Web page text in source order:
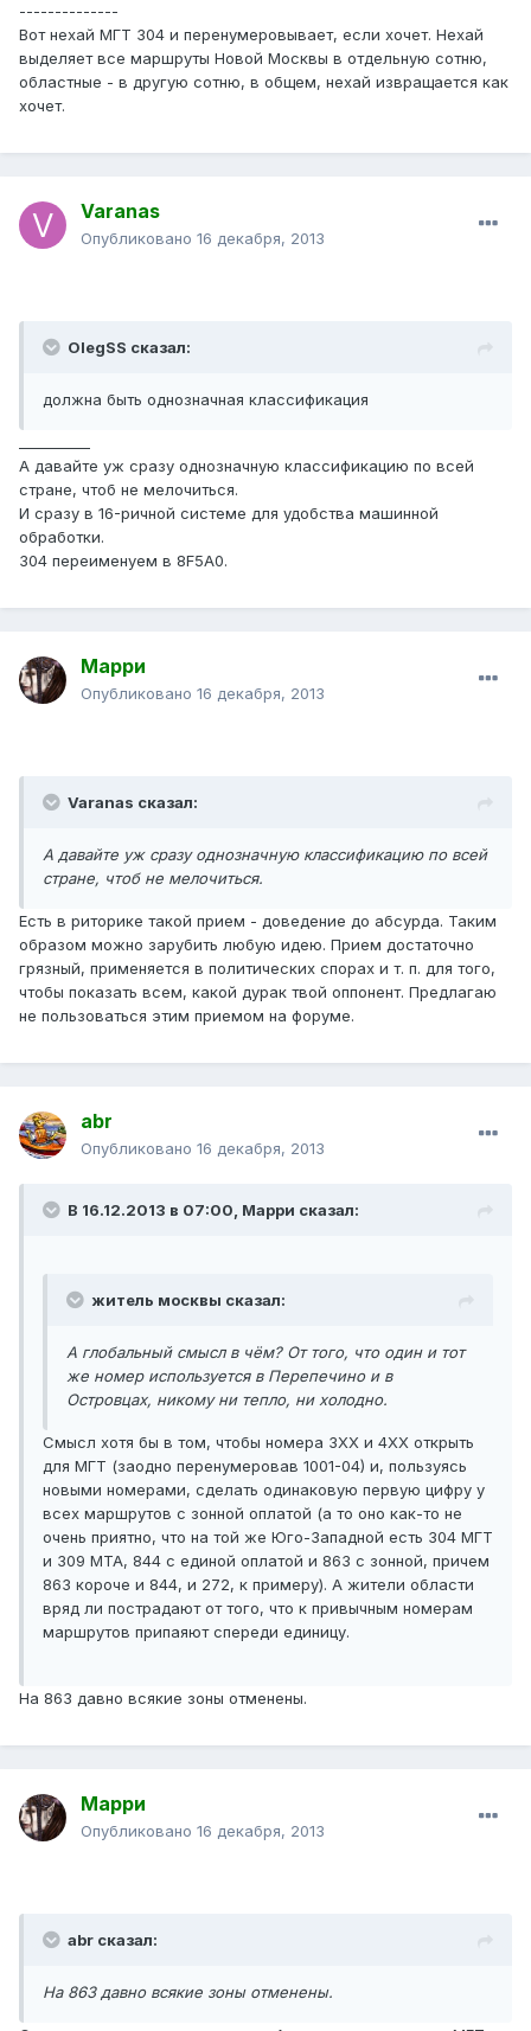
--------------
Вот нехай МГТ 304 и перенумеровывает, если хочет. Нехай
выделяет все маршруты Новой Москвы в отдельную сотню,
областные - в другую сотню, в общем, нехай извращается как
хочет.
Varanas
Опубликовано 16 декабря, 2013
OlegSS сказал:
должна быть однозначная классификация
А давайте уж сразу однозначную классификацию по всей
стране, чтоб не мелочиться.
И сразу в 16-ричной системе для удобства машинной
обработки.
304 переименуем в 8F5A0.
Марри
Опубликовано 16 декабря, 2013
Varanas сказал:
А давайте уж сразу однозначную классификацию по всей
стране, чтоб не мелочиться.
Есть в риторике такой прием - доведение до абсурда. Таким
образом можно зарубить любую идею. Прием достаточно
грязный, применяется в политических спорах и т. п. для того,
чтобы показать всем, какой дурак твой оппонент. Предлагаю
не пользоваться этим приемом на форуме.
abr
Опубликовано 16 декабря, 2013
В 16.12.2013 в 07:00, Марри сказал:
житель москвы сказал:
А глобальный смысл в чём? От того, что один и тот
же номер используется в Перепечино и в
Островцах, никому ни тепло, ни холодно.
Смысл хотя бы в том, чтобы номера 3ХХ и 4ХХ открыть
для МГТ (заодно перенумеровав 1001-04) и, пользуясь
новыми номерами, сделать одинаковую первую цифру у
всех маршрутов с зонной оплатой (а то оно как-то не
очень приятно, что на той же Юго-Западной есть 304 МГТ
и 309 МТА, 844 с единой оплатой и 863 с зонной, причем
863 короче и 844, и 272, к примеру). А жители области
вряд ли пострадают от того, что к привычным номерам
маршрутов припаяют спереди единицу.
На 863 давно всякие зоны отменены.
Марри
Опубликовано 16 декабря, 2013
abr сказал:
На 863 давно всякие зоны отменены.